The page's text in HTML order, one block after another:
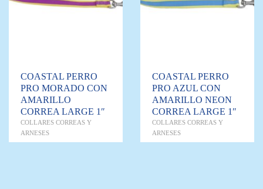
COASTAL PERRO
PRO MORADO CON
AMARILLO
CORREA LARGE 1″
COLLARES CORREAS Y
ARNESES
COASTAL PERRO
PRO AZUL CON
AMARILLO NEON
CORREA LARGE 1″
COLLARES CORREAS Y
ARNESES